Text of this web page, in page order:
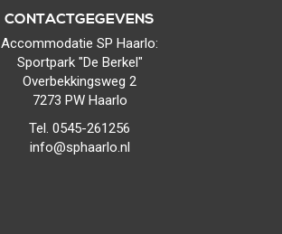
CONTACTGEGEVENS
Accommodatie SP Haarlo:
Sportpark "De Berkel"
Overbekkingsweg 2
7273 PW Haarlo
Tel. 0545-261256
info@sphaarlo.nl